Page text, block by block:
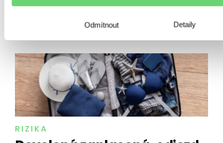
Detaily
Odmítnout
7 minut čtení
RIZIKA